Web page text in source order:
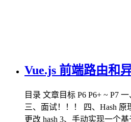
Vue.js 前端路由和
目录 文章目标 P6 P6+ ~ P7
三、面试！！！ 四、Hash
更改 hash 3、手动实现一个